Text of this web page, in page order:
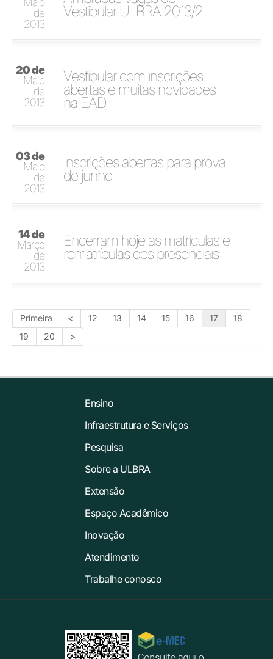
de
2013
Vestibular ULBRA 2013/2
20 de
Maio
de
2013
Vestibular com inscrições
abertas e muitas novidades
na EAD
03 de
Maio
de
2013
Inscrições abertas para prova
de junho
14 de
Março
de
2013
Encerram hoje as matrículas e
rematrículas dos presenciais
Primeira < 12 13 14 15 16 17
18
19
20 >
Ensino
Infraestrutura e Serviços
Pesquisa
Sobre a ULBRA
Extensão
Espaço Acadêmico
Inovação
Atendimento
Trabalhe conosco